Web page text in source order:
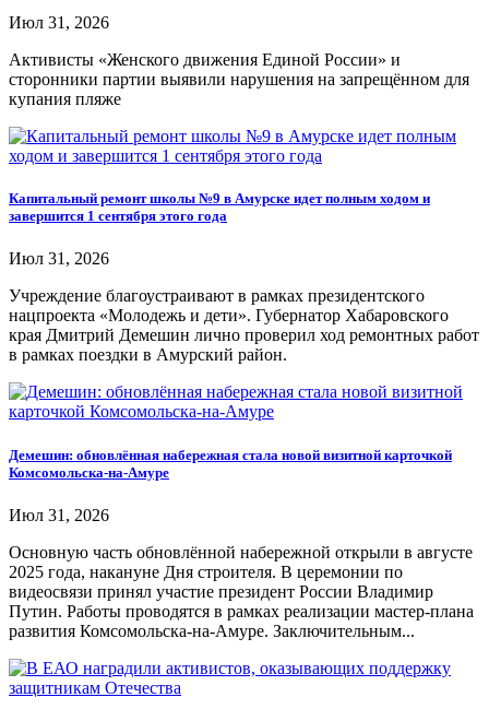
Июл 31, 2026
Активисты «Женского движения Единой России» и
сторонники партии выявили нарушения на запрещённом для
купания пляже
Капитальный ремонт школы №9 в Амурске идет полным ходом и
завершится 1 сентября этого года
Июл 31, 2026
Учреждение благоустраивают в рамках президентского
нацпроекта «Молодежь и дети». Губернатор Хабаровского
края Дмитрий Демешин лично проверил ход ремонтных работ
в рамках поездки в Амурский район.
Демешин: обновлённая набережная стала новой визитной карточкой
Комсомольска-на-Амуре
Июл 31, 2026
Основную часть обновлённой набережной открыли в августе
2025 года, накануне Дня строителя. В церемонии по
видеосвязи принял участие президент России Владимир
Путин. Работы проводятся в рамках реализации мастер-плана
развития Комсомольска-на-Амуре. Заключительным...